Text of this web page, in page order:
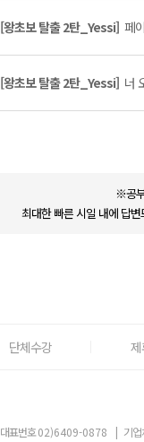
[왕초보 탈출 2탄_Yessi] 페
[왕초보 탈출 2탄_Yessi] 너
※공
최대한 빠른 시일 내에 답
단체수강
대표번호02)6409-0878 | 기